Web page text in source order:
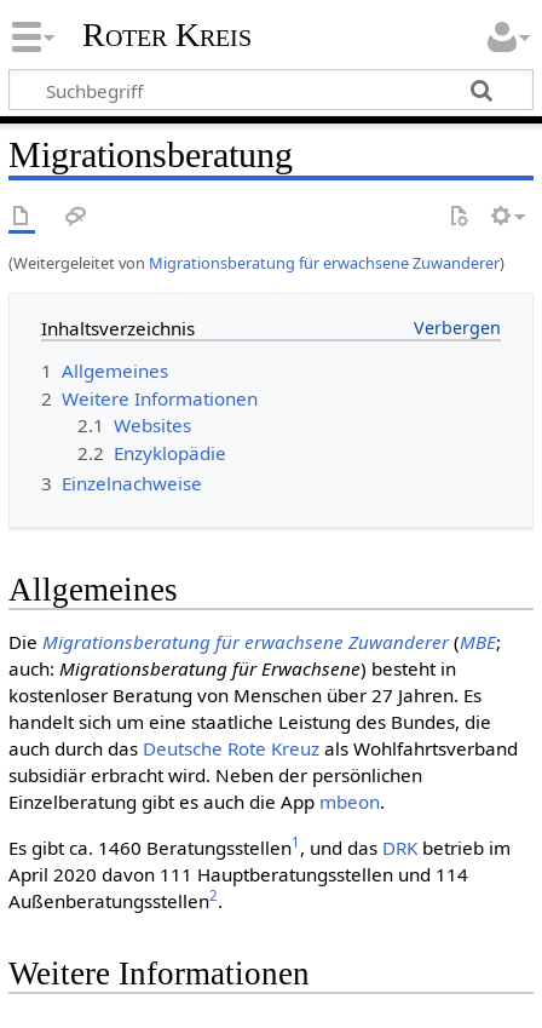
Roter Kreis
Migrationsberatung
(Weitergeleitet von Migrationsberatung für erwachsene Zuwanderer)
Inhaltsverzeichnis
1 Allgemeines
2 Weitere Informationen
2.1 Websites
2.2 Enzyklopädie
3 Einzelnachweise
Allgemeines
Die Migrationsberatung für erwachsene Zuwanderer(MBE;
auch: Migrationsberatung für Erwachsene) besteht in
kostenloser Beratung von Menschen über 27 Jahren. Es
handelt sich um eine staatliche Leistung des Bundes, die
auch durch das Deut­sche Rote Kreuzals Wohlfahrtsverband
subsidiär erbracht wird. Neben der persönlichen
Einzelberatung gibt es auch die App mbeon.
Es gibt ca. 1460 Beratungsstellen1 , und das DRKbetrieb im
April 2020 davon 111 Hauptberatungsstellen und 114
Außenberatungsstellen2.
Weitere Informationen